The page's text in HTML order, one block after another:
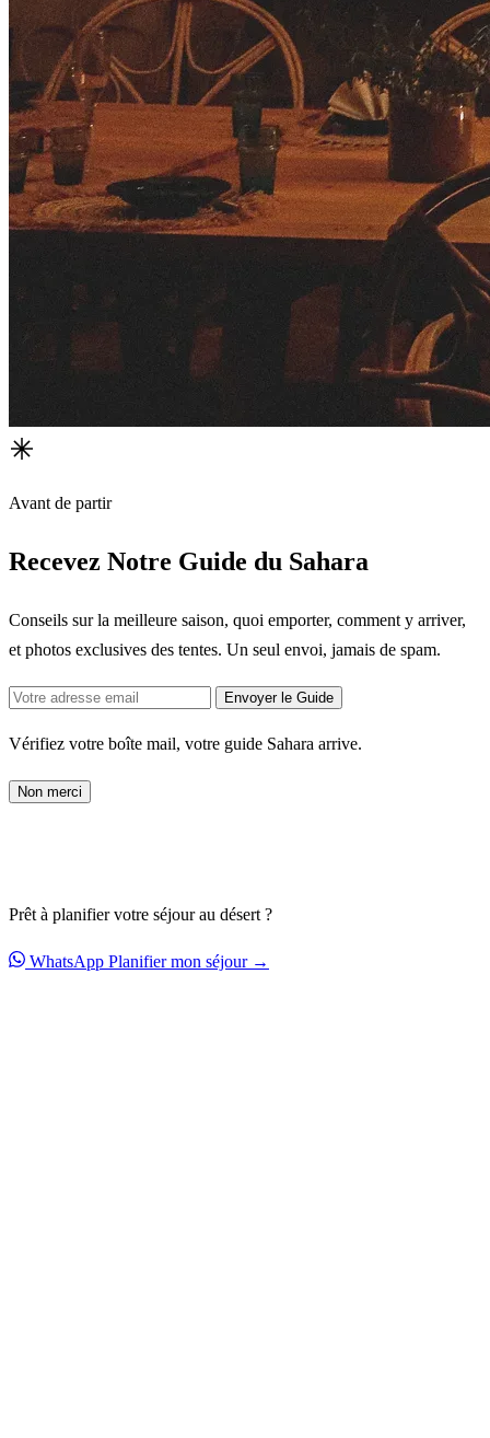
Avant de partir
Recevez Notre Guide du Sahara
Conseils sur la meilleure saison, quoi emporter, comment y arriver,
et photos exclusives des tentes. Un seul envoi, jamais de spam.
Envoyer le Guide
Vérifiez votre boîte mail, votre guide Sahara arrive.
Non merci
Prêt à planifier votre séjour au désert ?
WhatsApp Planifier mon séjour →